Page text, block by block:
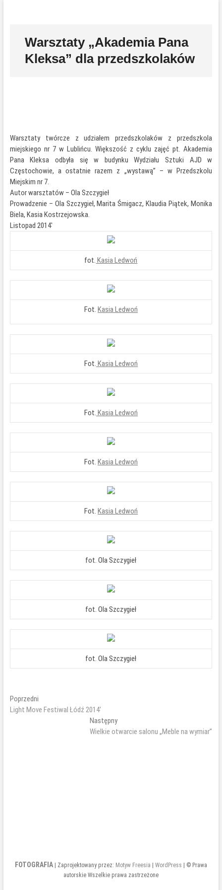
c
u
Warsztaty „Akademia Pana
Kleksa” dla przedszkolaków
Warsztaty twórcze z udziałem przedszkolaków z przedszkola
miejskiego nr 7 w Lublińcu. Większość z cyklu zajęć pt. Akademia
Pana Kleksa odbyła się w budynku Wydziału Sztuki AJD w
Częstochowie, a ostatnie razem z „wystawą” – w Przedszkolu
Miejskim nr 7.
Autor warsztatów – Ola Szczygieł
Prowadzenie – Ola Szczygieł, Marita Śmigacz, Klaudia Piątek, Monika
Biela, Kasia Kostrzejowska.
Listopad 2014′
fot. Kasia Ledwoń
Fot. Kasia Ledwoń
Fot. Kasia Ledwoń
Fot. Kasia Ledwoń
Fot. Kasia Ledwoń
Fot. Kasia Ledwoń
fot. Ola Szczygieł
fot. Ola Szczygieł
fot. Ola Szczygieł
Nawigacja
wpisu
PoprzedniPoprzedni
wpis:
Light Move Festiwal Łódź 2014′
NastępnyNastępny
wpis:
Wielkie otwarcie salonu „Meble na wymiar”
FOTOGRAFIA| Zaprojektowany przez: Motyw Freesia WordPress | © Prawa
autorskie Wszelkie prawa zastrzeżone